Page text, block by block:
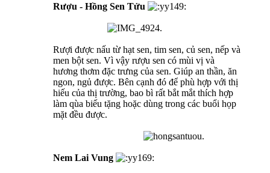
Rượu - Hồng Sen Tửu
Rượi được nấu từ hạt sen, tim sen, củ sen, nếp và
men bột sen. Vì vậy rượu sen có mùi vị và
hương thơm đặc trưng của sen. Giúp an thần, ăn
ngon, ngủ được. Bên cạnh đó để phù hợp với thị
hiếu của thị trường, bao bì rất bắt mắt thích hợp
làm qùa biếu tặng hoặc dùng trong các buổi họp
mặt đều được.
Nem Lai Vung